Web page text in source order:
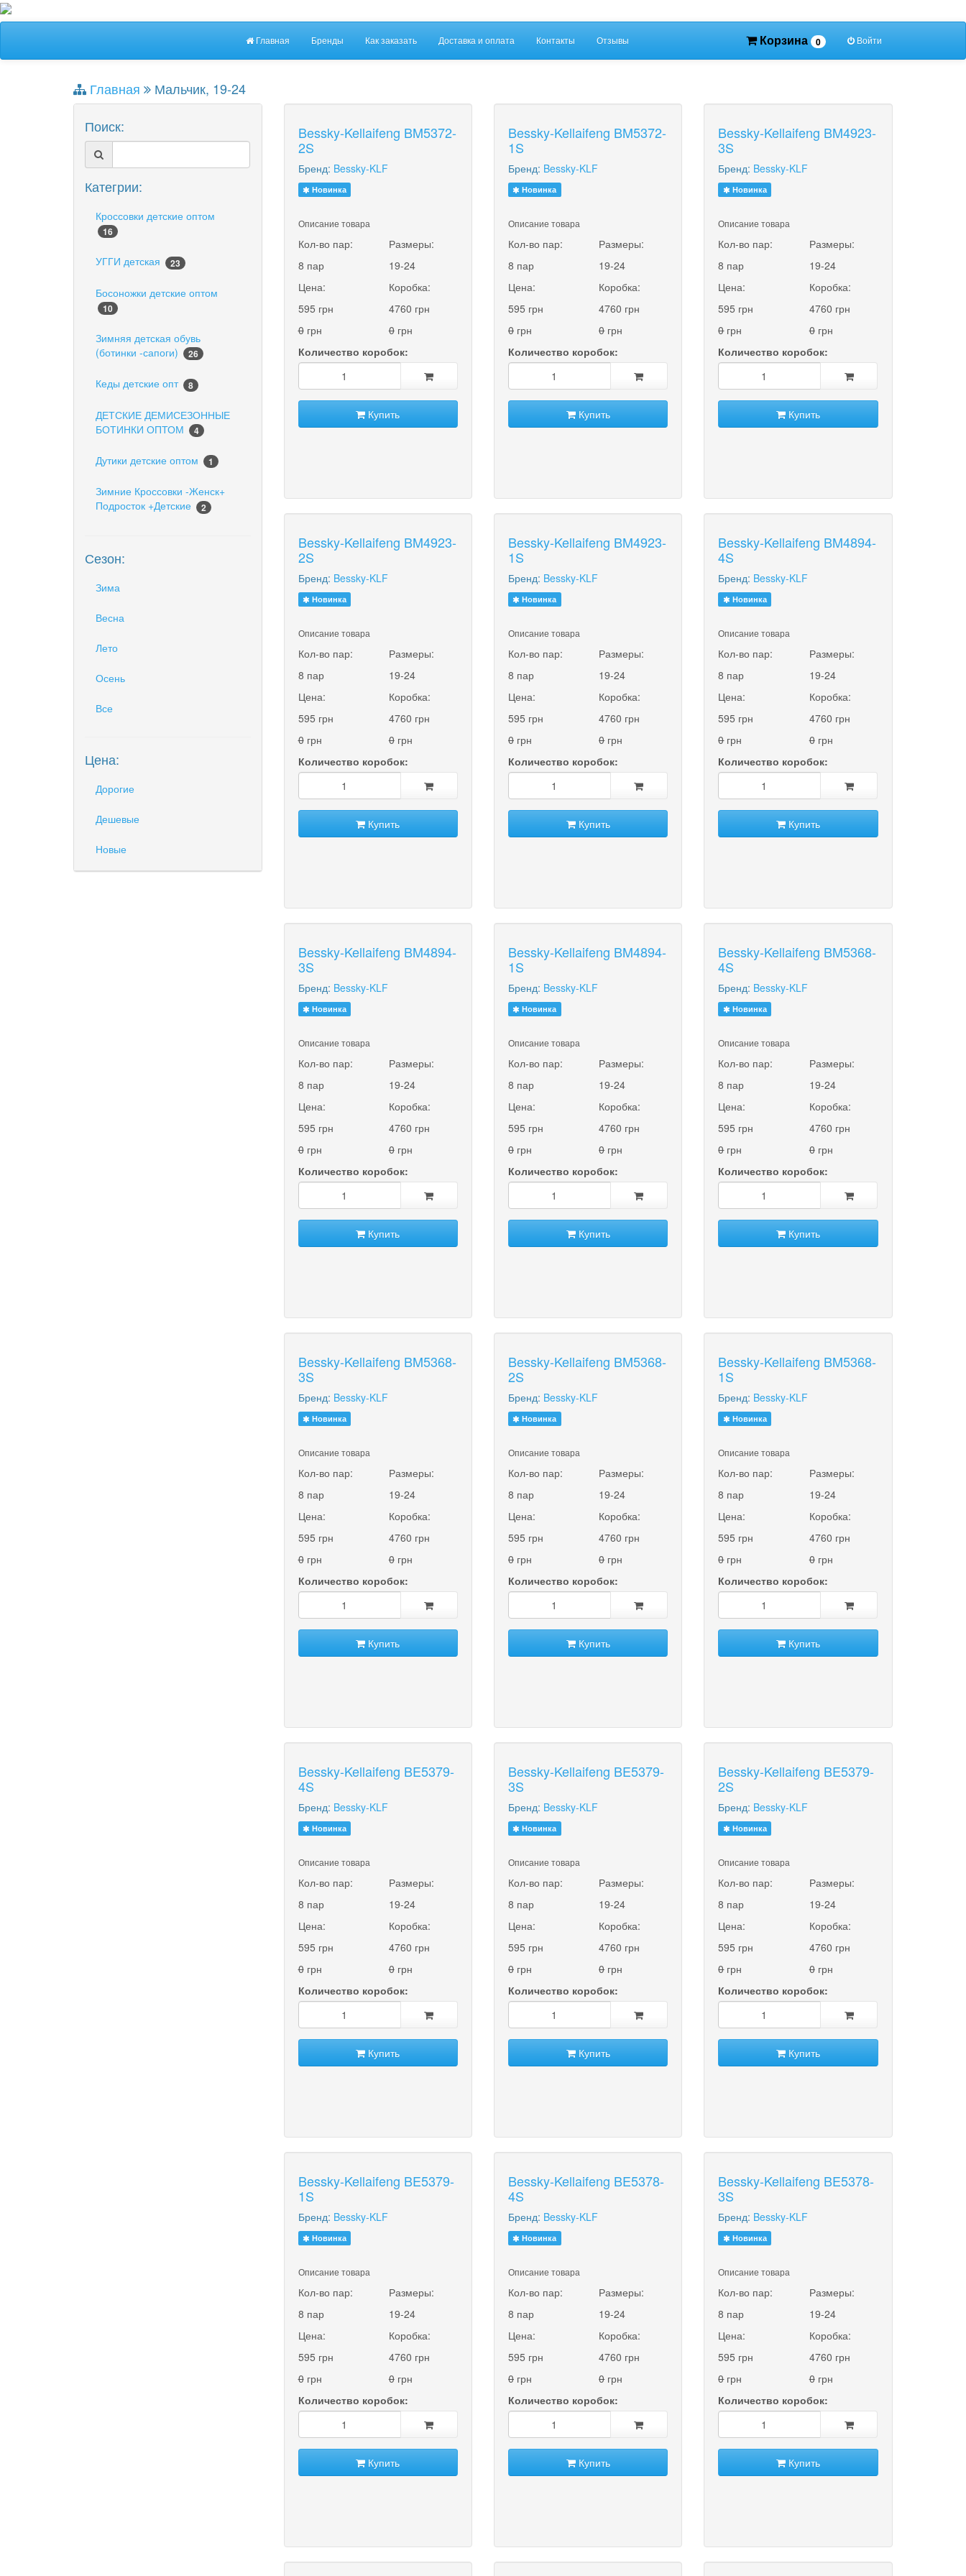
Главная Бренды Как заказать Доставка и оплата Контакты Отзывы Корзина 0 Войти
Главная
Мальчик, 19-24
Поиск:
Категрии:
Кроссовки детские оптом
16
УГГИ детская 23
Босоножки детские оптом
10
Зимняя детская обувь
(ботинки -сапоги)
26
Кеды детские опт 8
ДЕТСКИЕ ДЕМИСЕЗОННЫЕ
БОТИНКИ ОПТОМ
4
Дутики детские оптом 1
Зимние Кроссовки -Женск+
Подросток +Детские
2
Сезон:
Зима
Весна
Лето
Осень
Все
Цена:
Дорогие
Дешевые
Новые
Bessky-Kellaifeng BM5372-
2S
Бренд: Bessky-KLF
Новинка
Описание товара
Кол-во пар:
8 пар
Размеры:
19-24
Цена:
595 грн
0грн
Коробка:
4760 грн
0грн
Количество коробок:
Купить
Bessky-Kellaifeng BM5372-
1S
Бренд: Bessky-KLF
Новинка
Описание товара
Кол-во пар:
8 пар
Размеры:
19-24
Цена:
595 грн
0грн
Коробка:
4760 грн
0грн
Количество коробок:
Купить
Bessky-Kellaifeng BM4923-
3S
Бренд: Bessky-KLF
Новинка
Описание товара
Кол-во пар:
8 пар
Размеры:
19-24
Цена:
595 грн
0грн
Коробка:
4760 грн
0грн
Количество коробок:
Купить
Bessky-Kellaifeng BM4923-
2S
Бренд: Bessky-KLF
Новинка
Описание товара
Кол-во пар:
8 пар
Размеры:
19-24
Цена:
595 грн
0грн
Коробка:
4760 грн
0грн
Количество коробок:
Купить
Bessky-Kellaifeng BM4923-
1S
Бренд: Bessky-KLF
Новинка
Описание товара
Кол-во пар:
8 пар
Размеры:
19-24
Цена:
595 грн
0грн
Коробка:
4760 грн
0грн
Количество коробок:
Купить
Bessky-Kellaifeng BM4894-
4S
Бренд: Bessky-KLF
Новинка
Описание товара
Кол-во пар:
8 пар
Размеры:
19-24
Цена:
595 грн
0грн
Коробка:
4760 грн
0грн
Количество коробок:
Купить
Bessky-Kellaifeng BM4894-
3S
Бренд: Bessky-KLF
Новинка
Описание товара
Кол-во пар:
8 пар
Размеры:
19-24
Цена:
595 грн
0грн
Коробка:
4760 грн
0грн
Количество коробок:
Купить
Bessky-Kellaifeng BM4894-
1S
Бренд: Bessky-KLF
Новинка
Описание товара
Кол-во пар:
8 пар
Размеры:
19-24
Цена:
595 грн
0грн
Коробка:
4760 грн
0грн
Количество коробок:
Купить
Bessky-Kellaifeng BM5368-
4S
Бренд: Bessky-KLF
Новинка
Описание товара
Кол-во пар:
8 пар
Размеры:
19-24
Цена:
595 грн
0грн
Коробка:
4760 грн
0грн
Количество коробок:
Купить
Bessky-Kellaifeng BM5368-
3S
Бренд: Bessky-KLF
Новинка
Описание товара
Кол-во пар:
8 пар
Размеры:
19-24
Цена:
595 грн
0грн
Коробка:
4760 грн
0грн
Количество коробок:
Купить
Bessky-Kellaifeng BM5368-
2S
Бренд: Bessky-KLF
Новинка
Описание товара
Кол-во пар:
8 пар
Размеры:
19-24
Цена:
595 грн
0грн
Коробка:
4760 грн
0грн
Количество коробок:
Купить
Bessky-Kellaifeng BM5368-
1S
Бренд: Bessky-KLF
Новинка
Описание товара
Кол-во пар:
8 пар
Размеры:
19-24
Цена:
595 грн
0грн
Коробка:
4760 грн
0грн
Количество коробок:
Купить
Bessky-Kellaifeng BE5379-
4S
Бренд: Bessky-KLF
Новинка
Описание товара
Кол-во пар:
8 пар
Размеры:
19-24
Цена:
595 грн
0грн
Коробка:
4760 грн
0грн
Количество коробок:
Купить
Bessky-Kellaifeng BE5379-
3S
Бренд: Bessky-KLF
Новинка
Описание товара
Кол-во пар:
8 пар
Размеры:
19-24
Цена:
595 грн
0грн
Коробка:
4760 грн
0грн
Количество коробок:
Купить
Bessky-Kellaifeng BE5379-
2S
Бренд: Bessky-KLF
Новинка
Описание товара
Кол-во пар:
8 пар
Размеры:
19-24
Цена:
595 грн
0грн
Коробка:
4760 грн
0грн
Количество коробок:
Купить
Bessky-Kellaifeng BE5379-
1S
Бренд: Bessky-KLF
Новинка
Описание товара
Кол-во пар:
8 пар
Размеры:
19-24
Цена:
595 грн
0грн
Коробка:
4760 грн
0грн
Количество коробок:
Купить
Bessky-Kellaifeng BE5378-
4S
Бренд: Bessky-KLF
Новинка
Описание товара
Кол-во пар:
8 пар
Размеры:
19-24
Цена:
595 грн
0грн
Коробка:
4760 грн
0грн
Количество коробок:
Купить
Bessky-Kellaifeng BE5378-
3S
Бренд: Bessky-KLF
Новинка
Описание товара
Кол-во пар:
8 пар
Размеры:
19-24
Цена:
595 грн
0грн
Коробка:
4760 грн
0грн
Количество коробок:
Купить